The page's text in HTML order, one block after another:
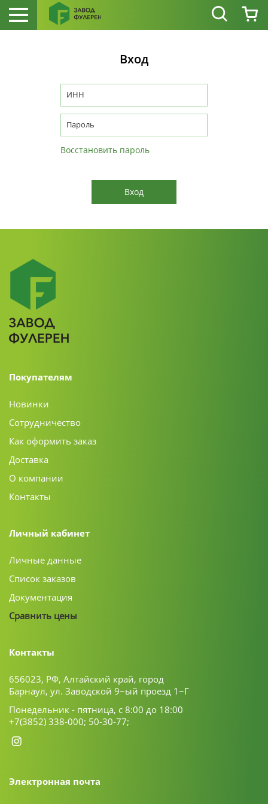
Вход
ИНН
Пароль
Восстановить пароль
Вход
Покупателям
Новинки
Сотрудничество
Как оформить заказ
Доставка
О компании
Контакты
Личный кабинет
Личные данные
Список заказов
Документация
Сравнить цены
Контакты
656023, РФ, Алтайский край, город
Барнаул, ул. Заводской 9−ый проезд 1−Г
Понедельник - пятница, с 8:00 до 18:00
+7(3852) 338-000; 50-30-77;
Электронная почта